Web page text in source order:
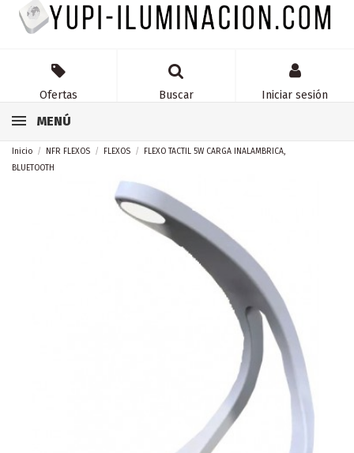
Ofertas Buscar Iniciar sesión
MENÚ
Inicio NFR FLEXOS FLEXOS
FLEXO TACTIL 5W CARGA INALAMBRICA,
BLUETOOTH